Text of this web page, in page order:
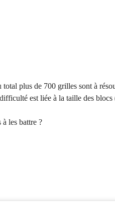
plus de 700 grilles sont à
est liée à la taille des
les battre ?